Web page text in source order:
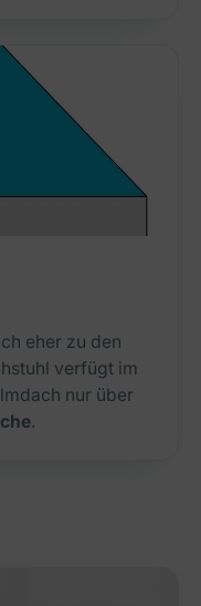
eher zu den
verfügt im
nur über
.